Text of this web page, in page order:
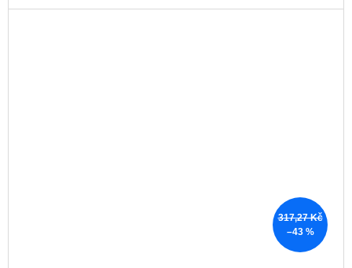
317,27 Kč
–43 %